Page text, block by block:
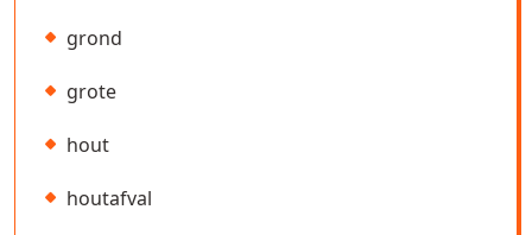
grond
grote
hout
houtafval